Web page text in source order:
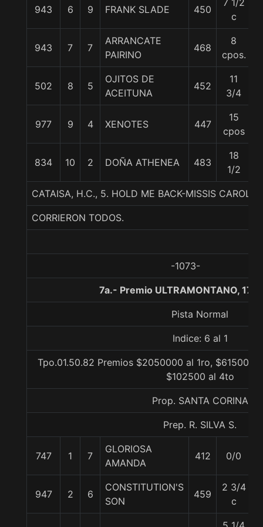
943 6 9 FRANK SLADE 450
7 1/2
c
943 7 7
ARRANCATE
PAIRINO
468
8
cpos.
502 8 5
OJITOS DE
ACEITUNA
452
11
3/4
977 9 4 XENOTES 447
15
cpos
834 10 2 DOÑA ATHENEA 483
18
1/2
CATAISA, H.C., 5. HOLD ME BACK-MISSIS
CORRIERON TODOS.
-1073-
7a.- Premio ULTRAMONTANO,
Pista Normal
Indice: 6 al 1
Tpo.01.50.82 Premios $2050000 al 1ro, $615000
$102500 al 4to
Prop. SANTA CORINA
Prep. R. SILVA S.
747 1 7
GLORIOSA
AMANDA
412 0/0
947 2 6
CONSTITUTION'S
SON
459
2 3/4
c